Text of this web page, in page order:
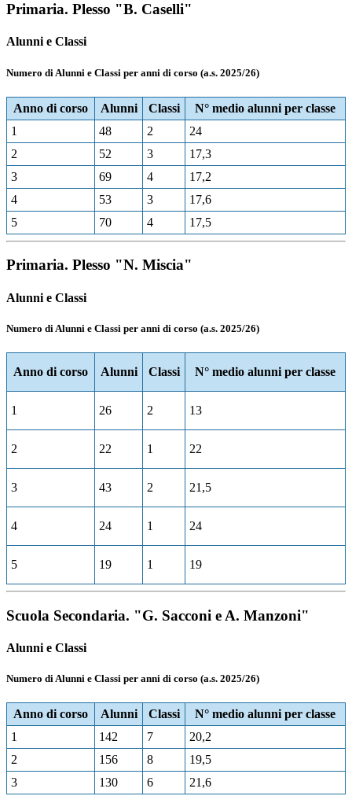
Primaria. Plesso "B. Caselli"
Alunni e Classi
Numero di Alunni e Classi per anni di corso (a.s. 2025/26)
Anno di corso Alunni Classi
N° medio alunni per classe
1
48 2
24
2
52 3
17,3
3
69 4
17,2
4
53 3
17,6
5
70 4 17,5
Primaria. Plesso "N. Miscia"
Alunni e Classi
Numero di Alunni e Classi per anni di corso (a.s. 2025/26)
Anno di corso Alunni Classi N° medio alunni per classe
1 26 2 13
2 22 1 22
3 43 2 21,5
4 24 1 24
5 19 1 19
Scuola Secondaria. "G. Sacconi e A. Manzoni"
Alunni e Classi
Numero di Alunni e Classi per anni di corso (a.s. 2025/26)
Anno di corso Alunni Classi
N° medio alunni per classe
1
142 7
20,2
2
156 8
19,5
3
130 6 21,6